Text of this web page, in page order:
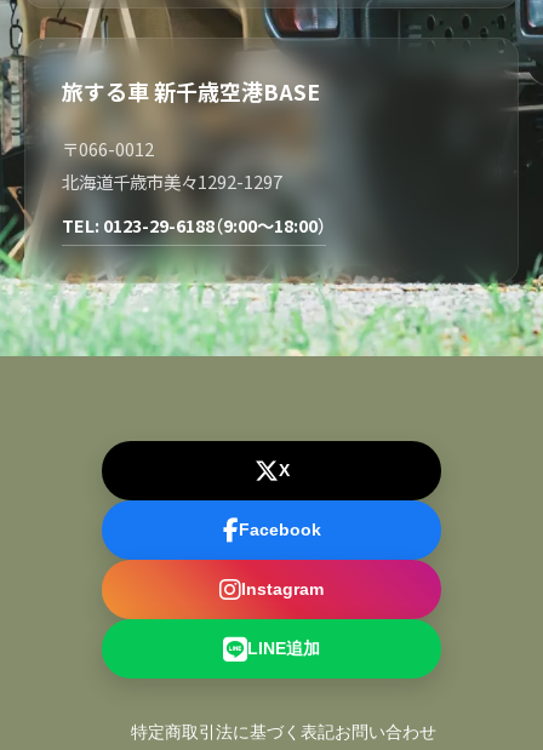
旅する車 新千歳空港BASE
〒066-0012
北海道千歳市美々1292-1297
TEL: 0123-29-6188（9:00～18:00）
X
Facebook
Instagram
LINE追加
特定商取引法に基づく表記お問い合わせ